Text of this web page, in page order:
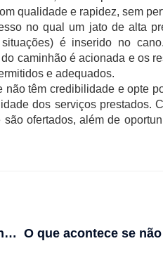
qualidade e rapidez, sem
no qual um jato de alta
é inserido no
caminhão é acionada e os
e adequados.
não têm credibilidade e opte
dos serviços prestados.
ofertados, além de
Desentupimento – Como funciona este trabalho?